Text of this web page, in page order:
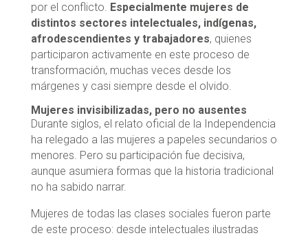
por el conflicto. Especialmente mujeres de
distintos sectores intelectuales, indígenas,
afrodescendientes y trabajadores, quienes
participaron activamente en este proceso de
transformación, muchas veces desde los
márgenes y casi siempre desde el olvido.
Mujeres invisibilizadas, pero no ausentes
Durante siglos, el relato oficial de la Independencia
ha relegado a las mujeres a papeles secundarios o
menores. Pero su participación fue decisiva,
aunque asumiera formas que la historia tradicional
no ha sabido narrar.
Mujeres de todas las clases sociales fueron parte
de este proceso: desde intelectuales ilustradas